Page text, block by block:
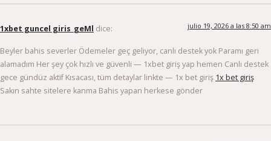
1xbet guncel giris_geMl dice: julio 19, 2026 a las 8:50 am
Beyler bahis severler Ödemeler geç geliyor, canlı destek yok Paramı geri
alamadım Her şey çok hızlı ve güvenli — 1xbet giriş yap hemen Canlı destek
gece gündüz aktif Kısacası, tüm detaylar linkte — 1x bet giriş 1x bet giriş
Sakın sahte sitelere kanma Bahis yapan herkese gönder